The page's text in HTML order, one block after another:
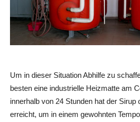
Um in dieser Situation Abhilfe zu
besten eine industrielle Heizmatte am
innerhalb von 24 Stunden hat der Sirup
erreicht, um in einem gewohnten